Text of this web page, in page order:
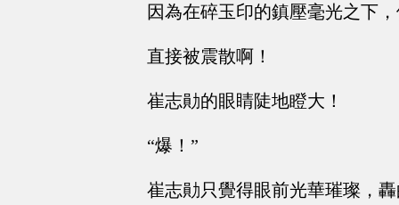
因為在碎玉印的鎮壓毫光之下
直接被震散啊！
崔志勛的眼睛陡地瞪大！
“爆！”
崔志勛只覺得眼前光華璀璨，